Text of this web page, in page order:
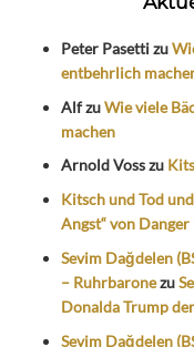
Peter Pasettizu
entbehrlich
AlfzuWie viele
machen
Arnold Vosszu
Kitsch und Tod
Angst“ von
Sevim Dağdelen
– Ruhrbaronezu
Donalda Trump
Sevim Dağdelen